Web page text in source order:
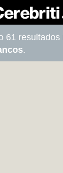
61 resultados
.